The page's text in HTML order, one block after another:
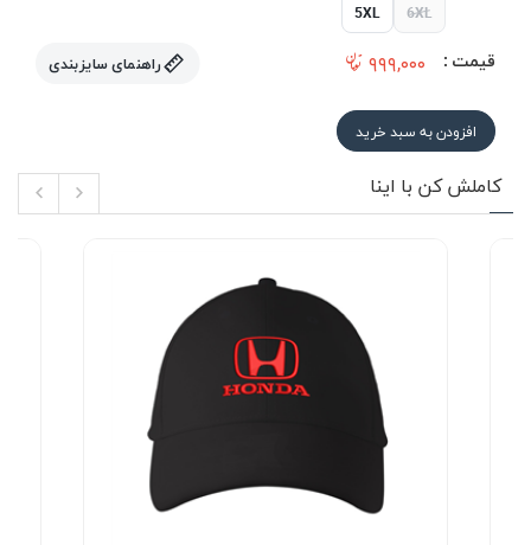
5XL 6XL
قیمت : ۹۹۹,۰۰۰ راهنمای سایزبندی
افزودن به سبد خرید
کاملش کن با اینا